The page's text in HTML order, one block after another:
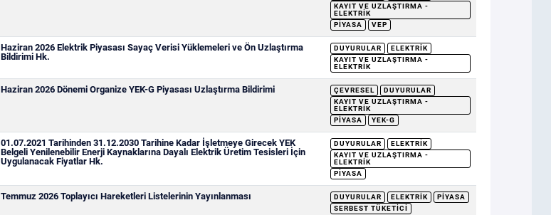
KAYIT VE UZLAŞTIRMA -
ELEKTRIK
PIYASA
VEP
Haziran 2026 Elektrik Piyasası Sayaç Verisi Yüklemeleri ve Ön Uzlaştırma
Bildirimi Hk.
DUYURULAR
ELEKTRIK
KAYIT VE UZLAŞTIRMA -
ELEKTRIK
Haziran 2026 Dönemi Organize YEK-G Piyasası Uzlaştırma Bildirimi ÇEVRESEL
DUYURULAR
KAYIT VE UZLAŞTIRMA -
ELEKTRIK
PIYASA
YEK-G
01.07.2021 Tarihinden 31.12.2030 Tarihine Kadar İşletmeye Girecek YEK
Belgeli Yenilenebilir Enerji Kaynaklarına Dayalı Elektrik Üretim Tesisleri İçin
Uygulanacak Fiyatlar Hk.
DUYURULAR
ELEKTRIK
KAYIT VE UZLAŞTIRMA -
ELEKTRIK
PIYASA
Temmuz 2026 Toplayıcı Hareketleri Listelerinin Yayınlanması DUYURULAR ELEKTRIK
PIYASA
SERBEST TÜKETICI